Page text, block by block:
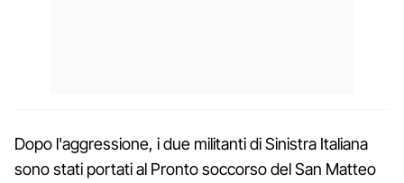
Dopo l'aggressione, i due militanti di Sinistra Italiana
sono stati portati al Pronto soccorso del San Matteo